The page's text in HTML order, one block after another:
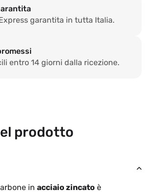
garantita in tutta Italia.
entro 14 giorni dalla ricezione.
prodotto
in acciaio zincato è